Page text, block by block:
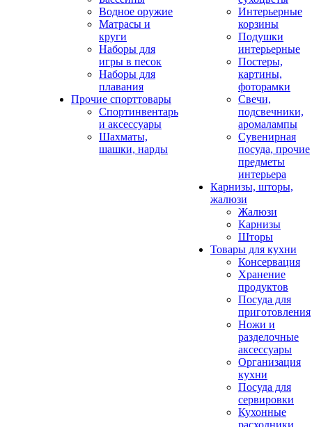
Водное оружие
Матрасы и
круги
Наборы для
игры в песок
Наборы для
плавания
Прочие спорттовары
Спортинвентарь
и аксессуары
Шахматы,
шашки, нарды
Интерьерные
корзины
Подушки
интерьерные
Постеры,
картины,
фоторамки
Свечи,
подсвечники,
аромалампы
Сувенирная
посуда, прочие
предметы
интерьера
Карнизы, шторы,
жалюзи
Жалюзи
Карнизы
Шторы
Товары для кухни
Консервация
Хранение
продуктов
Посуда для
приготовления
Ножи и
разделочные
аксессуары
Организация
кухни
Посуда для
сервировки
Кухонные
расходники